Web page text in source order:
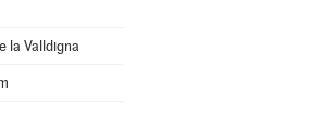
la Valldigna